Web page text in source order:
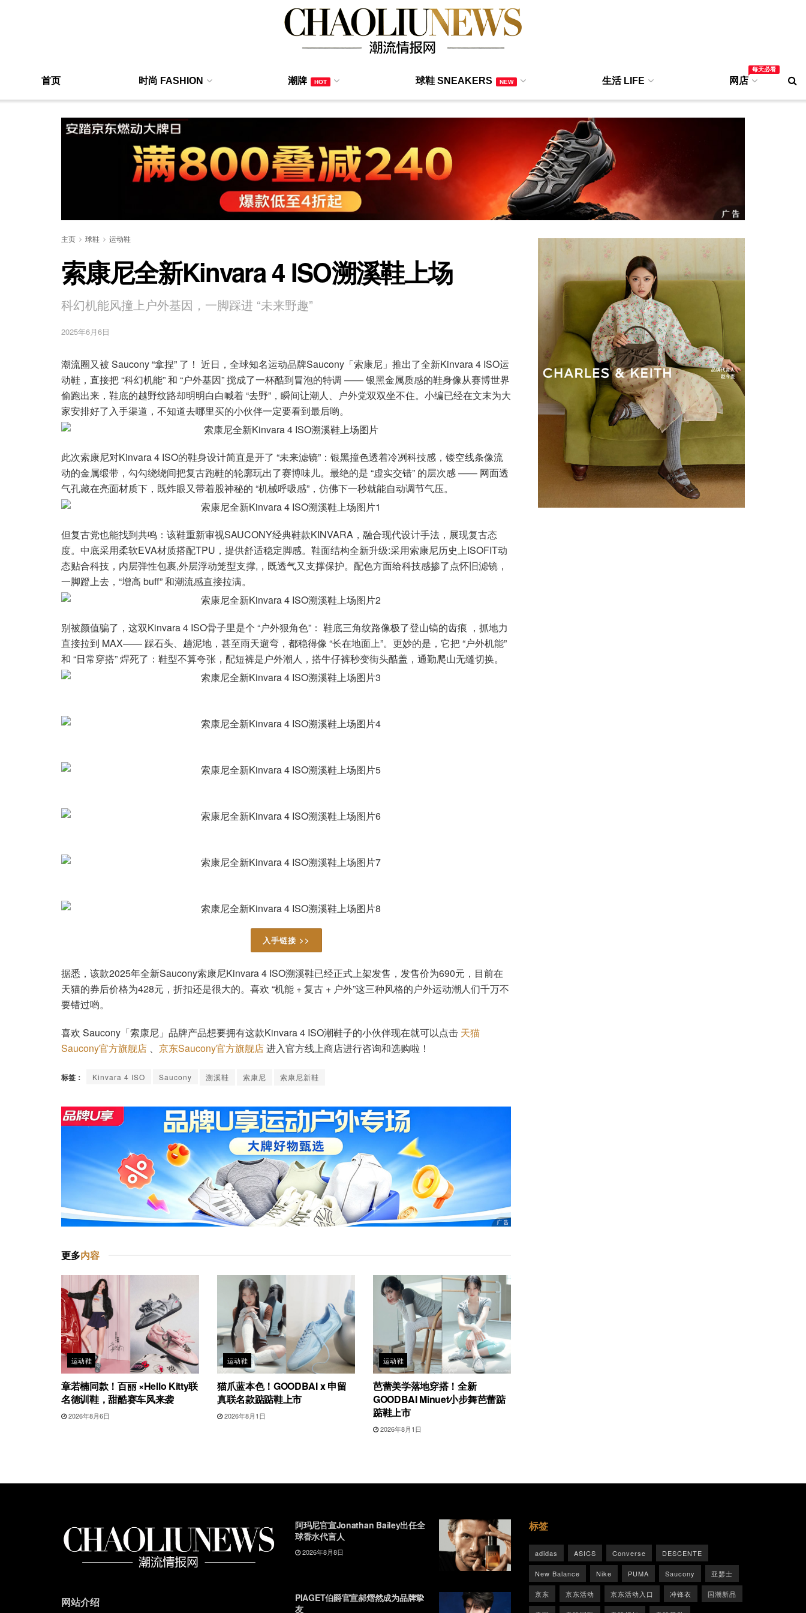
首页 时尚 FASHION 潮牌 HOT 球鞋 SNEAKERS NEW 生活 LIFE 网店
每天必看
主页 球鞋 运动鞋
索康尼全新Kinvara 4 ISO溯溪鞋上场
科幻机能风撞上户外基因，一脚踩进 “未来野趣”
2025年6月6日
潮流圈又被 Saucony “拿捏” 了！ 近日，全球知名运动品牌Saucony「索康尼」推出了全新Kinvara 4 ISO运
动鞋，直接把 “科幻机能” 和 “户外基因” 搅成了一杯酷到冒泡的特调 —— 银黑金属质感的鞋身像从赛博世界
偷跑出来，鞋底的越野纹路却明明白白喊着 “去野”，瞬间让潮人、户外党双双坐不住。小编已经在文末为大
家安排好了入手渠道，不知道去哪里买的小伙伴一定要看到最后哟。
此次索康尼对Kinvara 4 ISO的鞋身设计简直是开了 “未来滤镜”：银黑撞色透着冷冽科技感，镂空线条像流
动的金属缎带，勾勾绕绕间把复古跑鞋的轮廓玩出了赛博味儿。最绝的是 “虚实交错” 的层次感 —— 网面透
气孔藏在亮面材质下，既炸眼又带着股神秘的 “机械呼吸感”，仿佛下一秒就能自动调节气压。
但复古党也能找到共鸣：该鞋重新审视SAUCONY经典鞋款KINVARA，融合现代设计手法，展现复古态
度。中底采用柔软EVA材质搭配TPU，提供舒适稳定脚感。鞋面结构全新升级:采用索康尼历史上ISOFIT动
态贴合科技，内层弹性包裹,外层浮动笼型支撑,，既透气又支撑保护。配色方面给科技感掺了点怀旧滤镜，
一脚蹬上去，“增高 buff” 和潮流感直接拉满。
别被颜值骗了，这双Kinvara 4 ISO骨子里是个 “户外狠角色”： 鞋底三角纹路像极了登山镐的齿痕 ，抓地力
直接拉到 MAX—— 踩石头、趟泥地，甚至雨天遛弯，都稳得像 “长在地面上”。更妙的是，它把 “户外机能”
和 “日常穿搭” 焊死了：鞋型不算夸张，配短裤是户外潮人，搭牛仔裤秒变街头酷盖，通勤爬山无缝切换。
入手链接 >>
据悉，该款2025年全新Saucony索康尼Kinvara 4 ISO溯溪鞋已经正式上架发售，发售价为690元，目前在
天猫的券后价格为428元，折扣还是很大的。喜欢 “机能 + 复古 + 户外”这三种风格的户外运动潮人们千万不
要错过哟。
喜欢 Saucony「索康尼」品牌产品想要拥有这款Kinvara 4 ISO潮鞋子的小伙伴现在就可以点击 天猫
Saucony官方旗舰店 、 京东Saucony官方旗舰店进入官方线上商店进行咨询和选购啦！
标签： Kinvara 4 ISO Saucony 溯溪鞋 索康尼 索康尼新鞋
更多内容
运动鞋
章若楠同款！百丽 ×Hello Kitty联
名德训鞋，甜酷赛车风来袭
2026年8月6日
运动鞋
猫爪蓝本色！GOODBAI x 申留
真联名款踮踮鞋上市
2026年8月1日
运动鞋
芭蕾美学落地穿搭！全新
GOODBAI Minuet小步舞芭蕾踮
踮鞋上市
2026年8月1日
网站介绍
阿玛尼官宣Jonathan Bailey出任全
球香水代言人
2026年8月8日
PIAGET伯爵官宣郝熠然成为品牌挚
友
标签
adidas ASICS Converse DESCENTE
New Balance Nike PUMA Saucony 亚瑟士
京东 京东活动 京东活动入口 冲锋衣 国潮新品